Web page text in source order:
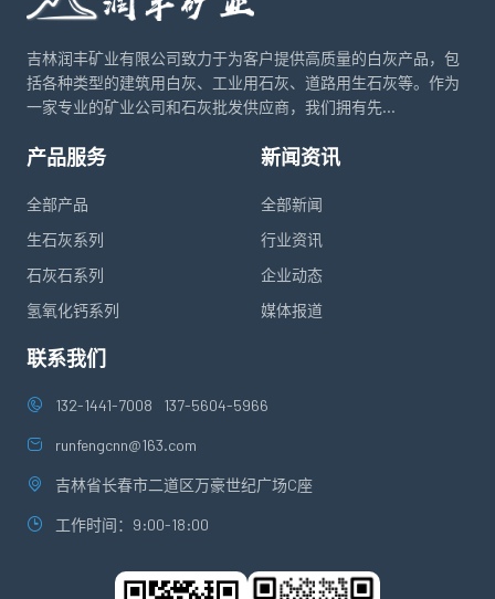
吉林润丰矿业有限公司致力于为客户提供高质量的白灰产品，包
括各种类型的建筑用白灰、工业用石灰、道路用生石灰等。作为
一家专业的矿业公司和石灰批发供应商，我们拥有先...
产品服务
全部产品
生石灰系列
石灰石系列
氢氧化钙系列
新闻资讯
全部新闻
行业资讯
企业动态
媒体报道
联系我们
132-1441-7008 137-5604-5966
runfengcnn@163.com
吉林省长春市二道区万豪世纪广场C座
工作时间：9:00-18:00